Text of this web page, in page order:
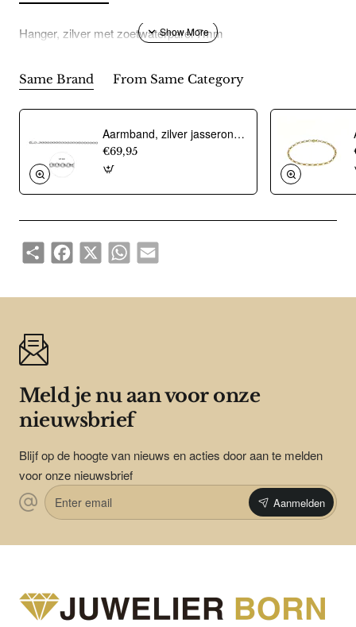
Hanger, zilver met zoetwaterparel 7mm
Same Brand From Same Category
Aarmband, zilver jasseron 4,5mm. (lengte 18cm.) - 10274
€69,95
ShareFacebook
X WhatsAppEmail
Meld je nu aan voor onze
nieuwsbrief
Blijf op de hoogte van nieuws en acties door aan te melden
voor onze nieuwsbrief
Enter
email
Aanmelden